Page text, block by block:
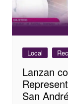
Local
Lanzan
San